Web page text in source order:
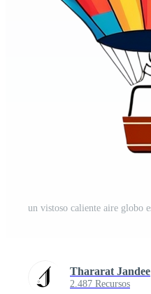
Thararat Jandee
2.487 Recursos